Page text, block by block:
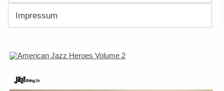
Impressum